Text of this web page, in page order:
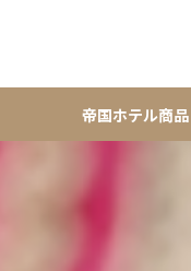
帝国ホテル商品